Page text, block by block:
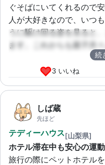
ぐそばにいてくれるので
人が大好きなので、いつ
うに駆け回る姿を見ると
ます。これからも親子共
続
3 いいね
しば蔵
先ほど
テディーハウス[山梨県]
ホテル滞在中も安心の運
旅行の際にペットホテル